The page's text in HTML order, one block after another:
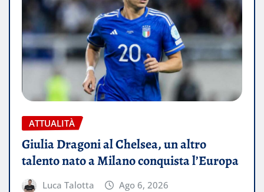
ATTUALITÀ
Giulia Dragoni al Chelsea, un altro
talento nato a Milano conquista l’Europa
Luca Talotta Ago 6, 2026